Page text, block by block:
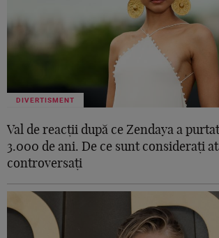
DIVERTISMENT
Val de reacții după ce Zendaya a
3.000 de ani. De ce sunt considerați
controversați